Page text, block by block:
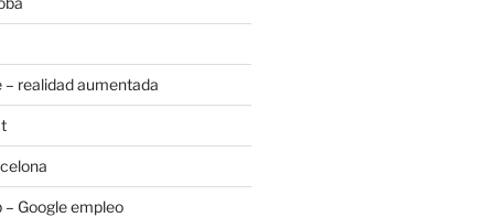
– realidad aumentada
– Google empleo